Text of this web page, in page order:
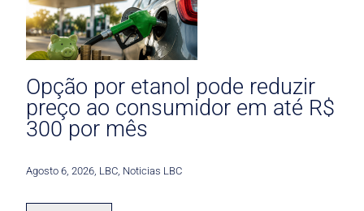
Opção por etanol pode reduzir
preço ao consumidor em até R$
300 por mês
Agosto 6, 2026 LBC Noticias LBC